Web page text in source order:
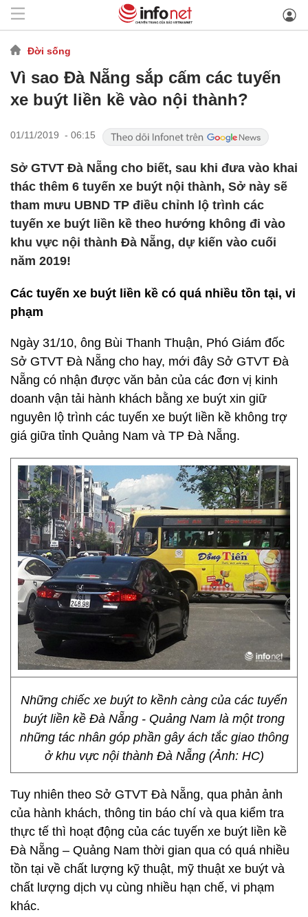
Đời sống
Vì sao Đà Nẵng sắp cấm các tuyến
xe buýt liền kề vào nội thành?
01/11/2019 - 06:15
Sở GTVT Đà Nẵng cho biết, sau khi đưa vào khai
thác thêm 6 tuyến xe buýt nội thành, Sở này sẽ
tham mưu UBND TP điều chỉnh lộ trình các
tuyến xe buýt liền kề theo hướng không đi vào
khu vực nội thành Đà Nẵng, dự kiến vào cuối
năm 2019!
Các tuyến xe buýt liền kề có quá nhiều tồn tại, vi
phạm
Ngày 31/10, ông Bùi Thanh Thuận, Phó Giám đốc
Sở GTVT Đà Nẵng cho hay, mới đây Sở GTVT Đà
Nẵng có nhận được văn bản của các đơn vị kinh
doanh vận tải hành khách bằng xe buýt xin giữ
nguyên lộ trình các tuyến xe buýt liền kề không trợ
giá giữa tỉnh Quảng Nam và TP Đà Nẵng.
Những chiếc xe buýt to kềnh càng của các tuyến
buýt liền kề Đà Nẵng - Quảng Nam là một trong
những tác nhân góp phần gây ách tắc giao thông
ở khu vực nội thành Đà Nẵng (Ảnh: HC)
Tuy nhiên theo Sở GTVT Đà Nẵng, qua phản ảnh
của hành khách, thông tin báo chí và qua kiểm tra
thực tế thì hoạt động của các tuyến xe buýt liền kề
Đà Nẵng – Quảng Nam thời gian qua có quá nhiều
tồn tại về chất lượng kỹ thuật, mỹ thuật xe buýt và
chất lượng dịch vụ cùng nhiều hạn chế, vi phạm
khác.